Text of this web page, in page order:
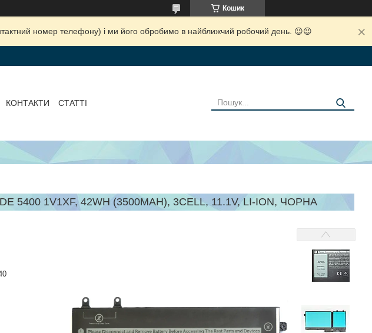
Кошик
номер телефону) і ми його обробимо в найближчий робочий день. 😉😉
КОНТАКТИ СТАТТІ
5400 1V1XF, 42WH (3500MAH), 3CELL, 11.1V, LI-ION, ЧОРНА